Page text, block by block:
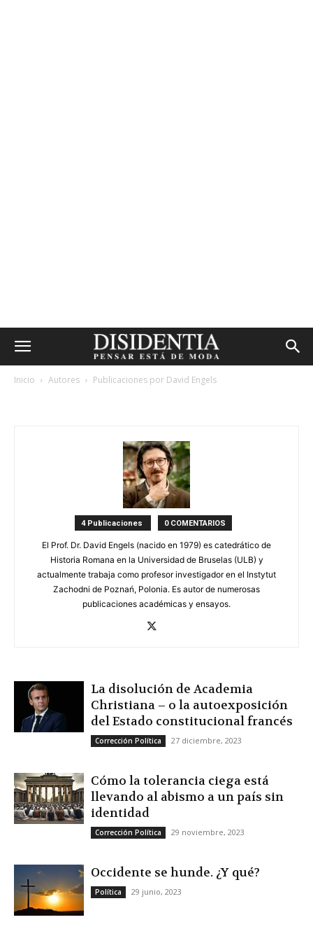
Inicio Autores Publicaciones por David Engels
4 Publicaciones 0 COMENTARIOS
El Prof. Dr. David Engels (nacido en 1979) es catedrático de
Historia Romana en la Universidad de Bruselas (ULB) y
actualmente trabaja como profesor investigador en el Instytut
Zachodni de Poznań, Polonia. Es autor de numerosas
publicaciones académicas y ensayos.
La disolución de Academia
Christiana – o la autoexposición
del Estado constitucional francés
Corrección Política 27 diciembre, 2023
Cómo la tolerancia ciega está
llevando al abismo a un país sin
identidad
Corrección Política 29 noviembre, 2023
Occidente se hunde. ¿Y qué?
Política 29 junio, 2023